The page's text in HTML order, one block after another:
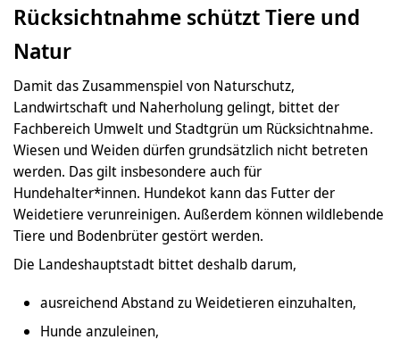
Rücksichtnahme schützt Tiere und
Natur
Damit das Zusammenspiel von Naturschutz,
Landwirtschaft und Naherholung gelingt, bittet der
Fachbereich Umwelt und Stadtgrün um Rücksichtnahme.
Wiesen und Weiden dürfen grundsätzlich nicht betreten
werden. Das gilt insbesondere auch für
Hundehalter*innen. Hundekot kann das Futter der
Weidetiere verunreinigen. Außerdem können wildlebende
Tiere und Bodenbrüter gestört werden.
Die Landeshauptstadt bittet deshalb darum,
ausreichend Abstand zu Weidetieren einzuhalten,
Hunde anzuleinen,